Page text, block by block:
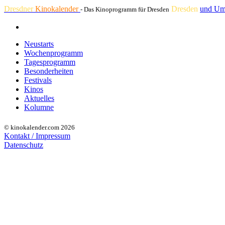
DresdnerKinokalender - Das Kinoprogramm für Dresden Dresden und
Neustarts
Wochenprogramm
Tagesprogramm
Besonderheiten
Festivals
Kinos
Aktuelles
Kolumne
© kinokalender.com 2026
Kontakt / Impressum
Datenschutz